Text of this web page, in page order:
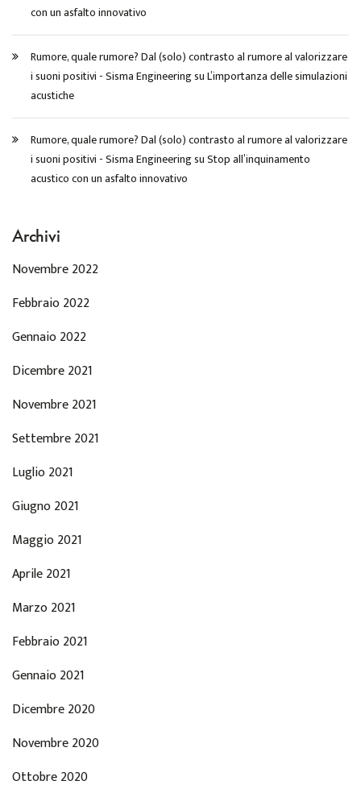
con un asfalto innovativo
Rumore, quale rumore? Dal (solo) contrasto al rumore al valorizzare
i suoni positivi - Sisma EngineeringsuL’importanza delle simulazioni
acustiche
Rumore, quale rumore? Dal (solo) contrasto al rumore al valorizzare
i suoni positivi - Sisma EngineeringsuStop all’inquinamento
acustico con un asfalto innovativo
Archivi
Novembre 2022
Febbraio 2022
Gennaio 2022
Dicembre 2021
Novembre 2021
Settembre 2021
Luglio 2021
Giugno 2021
Maggio 2021
Aprile 2021
Marzo 2021
Febbraio 2021
Gennaio 2021
Dicembre 2020
Novembre 2020
Ottobre 2020